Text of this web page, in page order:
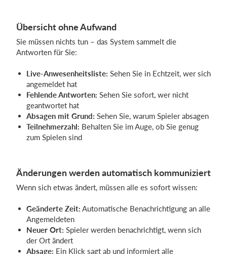
Übersicht ohne Aufwand
Sie müssen nichts tun – das System sammelt die
Antworten für Sie:
Live-Anwesenheitsliste: Sehen Sie in Echtzeit, wer sich
angemeldet hat
Fehlende Antworten: Sehen Sie sofort, wer nicht
geantwortet hat
Absagen mit Grund: Sehen Sie, warum Spieler absagen
Teilnehmerzahl: Behalten Sie im Auge, ob Sie genug
zum Spielen sind
Änderungen werden automatisch kommuniziert
Wenn sich etwas ändert, müssen alle es sofort wissen:
Geänderte Zeit: Automatische Benachrichtigung an alle
Angemeldeten
Neuer Ort: Spieler werden benachrichtigt, wenn sich
der Ort ändert
Absage: Ein Klick sagt ab und informiert alle